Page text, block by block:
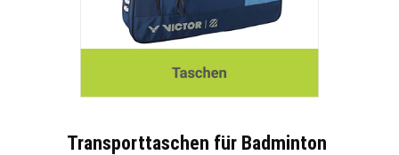
Transporttaschen für Badminton